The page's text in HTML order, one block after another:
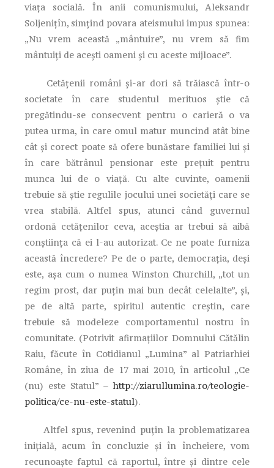
viaţa socială. În anii comunismului, Aleksandr
Soljeniţîn, simţind povara ateismului impus spunea:
„Nu vrem această „mântuire”, nu vrem să fim
mântuiţi de aceşti oameni şi cu aceste mijloace”.
Cetăţenii români şi-ar dori să trăiască într-o
societate în care studentul merituos ştie că
pregătindu-se consecvent pentru o carieră o va
putea urma, în care omul matur muncind atât bine
cât şi corect poate să ofere bunăstare familiei lui şi
în care bătrânul pensionar este preţuit pentru
munca lui de o viaţă. Cu alte cuvinte, oamenii
trebuie să ştie regulile jocului unei societăţi care se
vrea stabilă. Altfel spus, atunci când guvernul
ordonă cetăţenilor ceva, aceştia ar trebui să aibă
conştiinţa că ei l-au autorizat. Ce ne poate furniza
această încredere? Pe de o parte, democraţia, deşi
este, aşa cum o numea Winston Churchill, „tot un
regim prost, dar puţin mai bun decât celelalte”, şi,
pe de altă parte, spiritul autentic creştin, care
trebuie să modeleze comportamentul nostru în
comunitate. (Potrivit afirmaţiilor Domnului Cătălin
Raiu, făcute în Cotidianul „Lumina” al Patriarhiei
Române, în ziua de 17 mai 2010, în articolul „Ce
(nu) este Statul” –http://ziarullumina.ro/teologie-
politica/ce-nu-este-statul).
Altfel spus, revenind puţin la problematizarea
iniţială, acum în concluzie şi în încheiere, vom
recunoaşte faptul că raportul, între şi dintre cele